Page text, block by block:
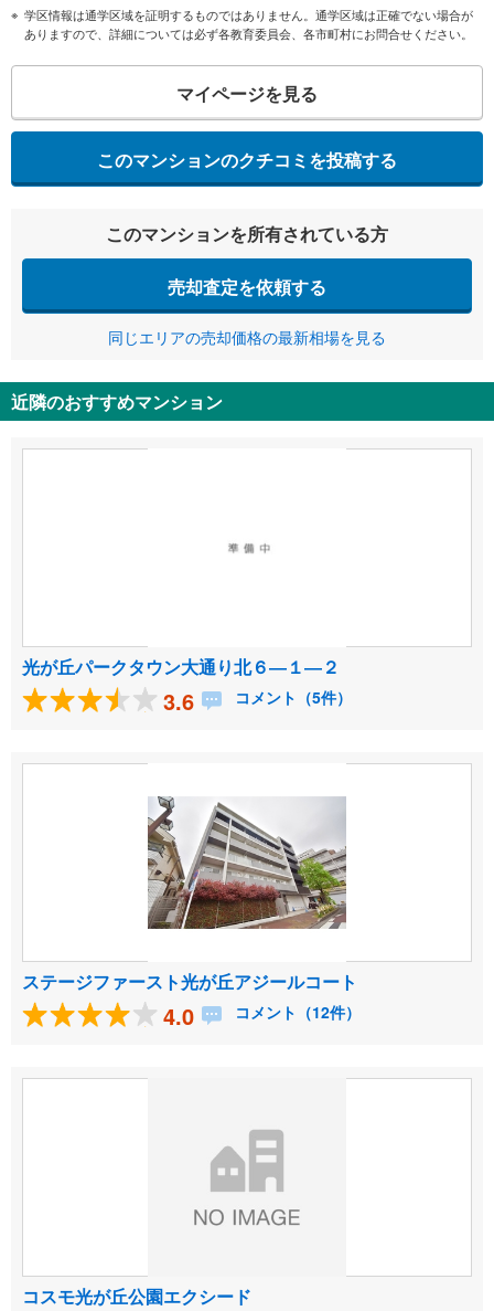
学区情報は通学区域を証明するものではありません。通学区域は正確でない場合が
ありますので、詳細については必ず各教育委員会、各市町村にお問合せください。
マイページを見る
このマンションのクチコミを投稿する
このマンションを所有されている方
売却査定を依頼する
同じエリアの売却価格の最新相場を見る
近隣のおすすめマンション
光が丘パークタウン大通り北６―１―２
3.6 コメント（5件）
ステージファースト光が丘アジールコート
4.0 コメント（12件）
コスモ光が丘公園エクシード